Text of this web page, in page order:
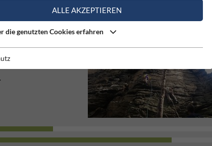
25
ALLE AKZEPTIEREN
die genutzten Cookies erfahren